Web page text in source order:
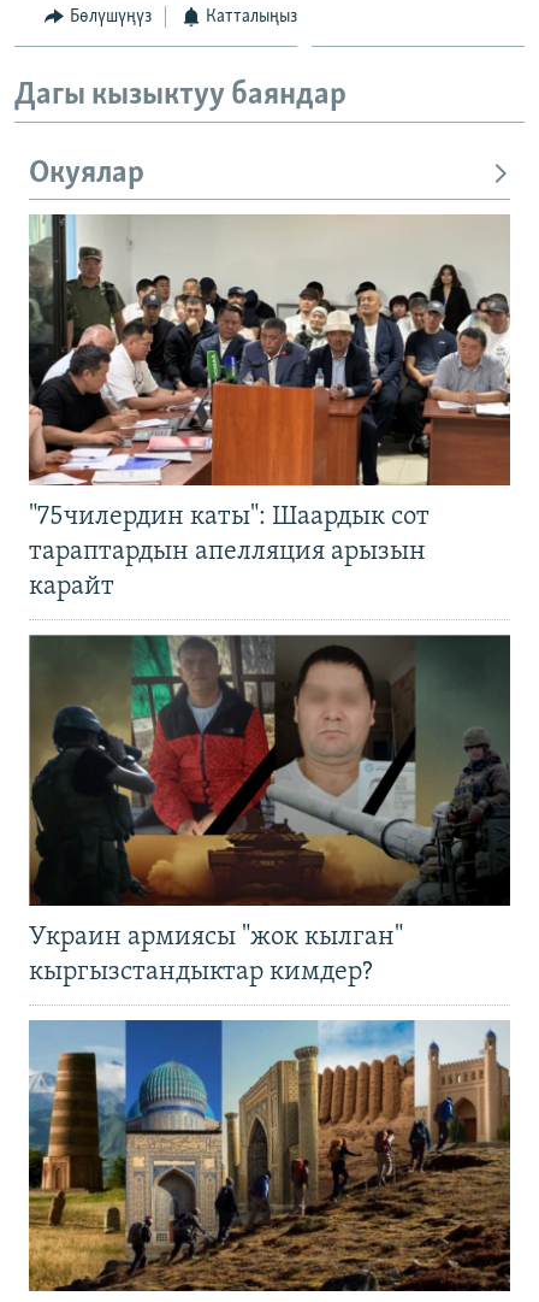
Бөлүшүңүз Катталыңыз
Дагы кызыктуу баяндар
Окуялар
"75чилердин каты": Шаардык сот
тараптардын апелляция арызын
карайт
Украин армиясы "жок кылган"
кыргызстандыктар кимдер?